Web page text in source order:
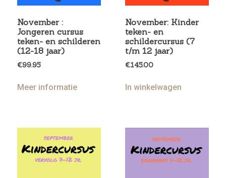
November :
Jongeren cursus
teken- en schilderen
(12-18 jaar)
€99.95
Meer informatie
November: Kinder
teken- en
schildercursus (7
t/m 12 jaar)
€145.00
In winkelwagen